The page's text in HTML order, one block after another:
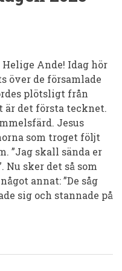
Ande! Idag hör
över de församlade
plötsligt från
är det första tecknet.
Jesus
som troget följt
”Jag skall sända er
Nu sker det så som
annat: ”De såg
sig och stannade på